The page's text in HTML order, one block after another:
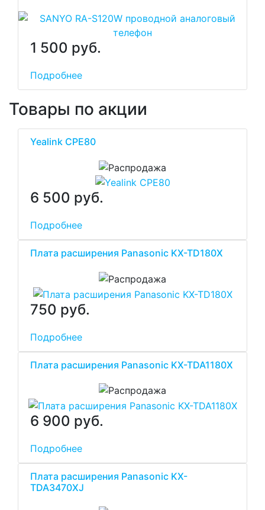
1 500 руб.
Подробнее
Товары по акции
Yealink CPE80
6 500 руб.
Подробнее
Плата расширения Panasonic KX-TD180X
750 руб.
Подробнее
Плата расширения Panasonic KX-TDA1180X
6 900 руб.
Подробнее
Плата расширения Panasonic KX-
TDA3470XJ